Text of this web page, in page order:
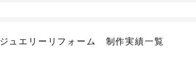
ジュエリーリフォーム 制作実績一覧